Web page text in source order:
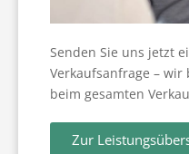
Senden Sie uns jetzt
Verkaufsanfrage – wir
beim gesamten
Zur